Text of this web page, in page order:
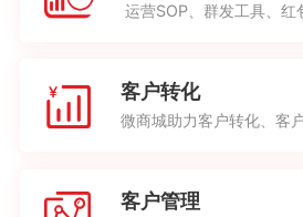
运营SOP、群发工具、
客户转化
微商城助力客户转化、客
客户管理